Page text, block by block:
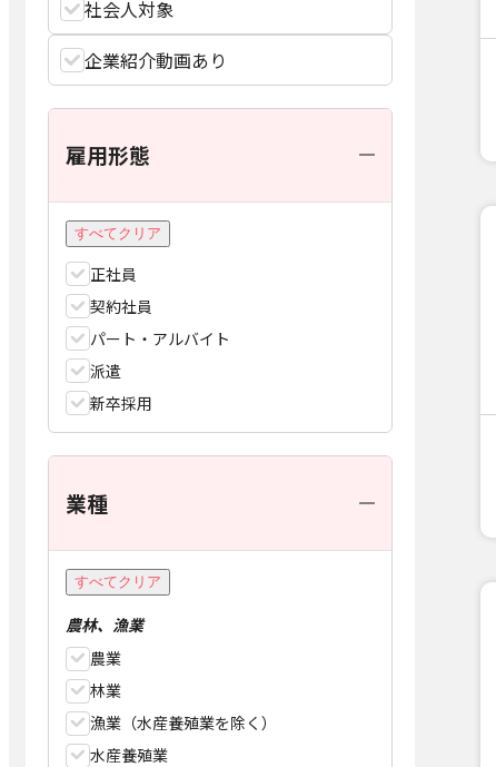
社会人対象
企業紹介動画あり
雇用形態
すべてクリア
正社員
契約社員
パート・アルバイト
派遣
新卒採用
業種
すべてクリア
農林、漁業
農業
林業
漁業（水産養殖業を除く）
水産養殖業